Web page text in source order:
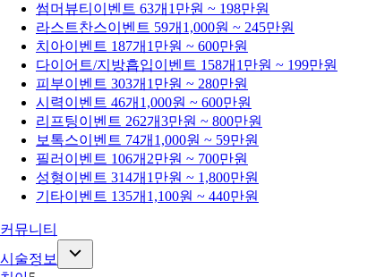
썸머뷰티 이벤트 63개 1만원 ~ 198만원
라스트찬스이벤트 59개 1,000원 ~ 245만원
치아이벤트 187개 1만원 ~ 600만원
다이어트/지방흡입이벤트 158개 1만원 ~ 199만원
피부이벤트 303개 1만원 ~ 280만원
시력이벤트 46개 1,000원 ~ 600만원
리프팅이벤트 262개3만원 ~ 800만원
보톡스이벤트 74개 1,000원 ~ 59만원
필러 이벤트 106개 2만원 ~ 700만원
성형이벤트 314개 1만원 ~ 1,800만원
기타이벤트 135개 1,100원 ~ 440만원
커뮤니티
시술정보